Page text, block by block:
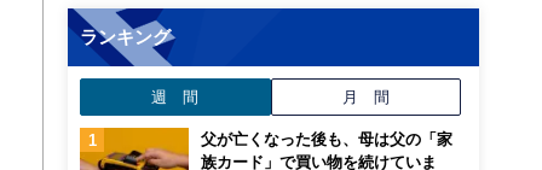
ランキング
週 間 月 間
父が亡くなった後も、母は父の「家
族カード」で買い物を続けていま